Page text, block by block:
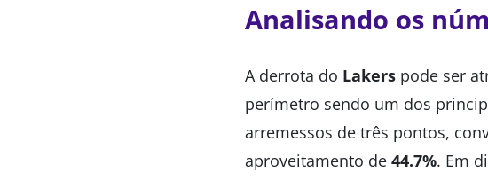
Analisando os
A derrota do Lakers pode ser
perímetro sendo um dos
arremessos de três pontos,
aproveitamento de 44.7%. Em